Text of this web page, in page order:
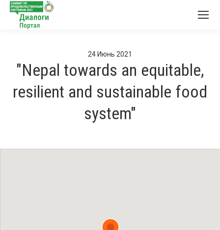
24 Июнь 2021
"Nepal towards an equitable,
resilient and sustainable food
system"